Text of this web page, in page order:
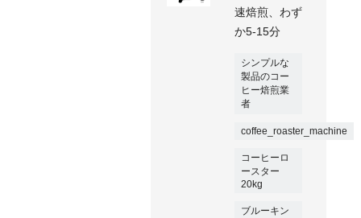
速焙煎、わず
か5-15分
シンプルな
製品のコー
ヒー焙煎業
者
coffee_roaster_machine
コーヒーロ
ースター
20kg
ブルーキン